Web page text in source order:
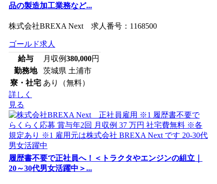
品の製造加工業務など...
株式会社BREXA Next 求人番号：1168500
ゴールド求人
給与
月収例380,000円
勤務地
茨城県 土浦市
寮・社宅 あり（無料）
詳しく
見る
履歴書不要で正社員へ！＜トラクタやエンジンの組立｜
20～30代男女活躍中＞...